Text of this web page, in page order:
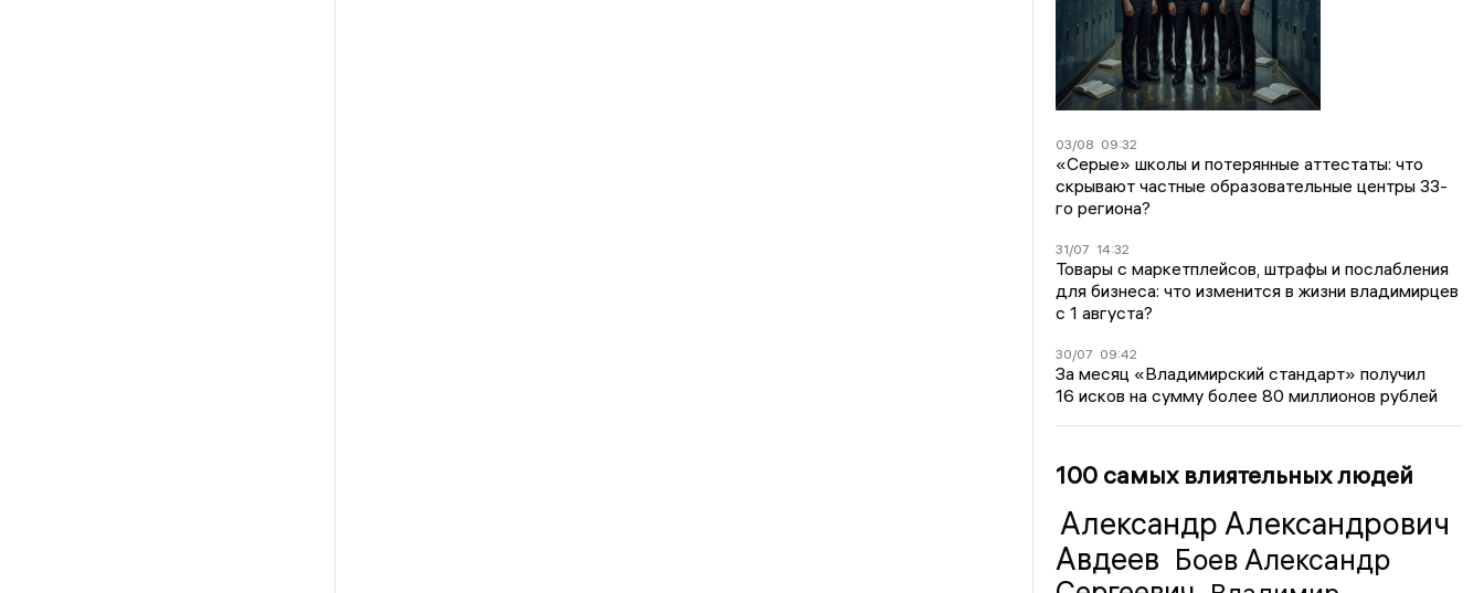
03/08 09:32
«Серые» школы и потерянные аттестаты: что
скрывают частные образовательные центры 33-
го региона?
31/07 14:32
Товары с маркетплейсов, штрафы и послабления
для бизнеса: что изменится в жизни владимирцев
с 1 августа?
30/07 09:42
За месяц «Владимирский стандарт» получил
16 исков на сумму более 80 миллионов рублей
100 самых влиятельных людей
Александр Александрович
Авдеев Боев Александр